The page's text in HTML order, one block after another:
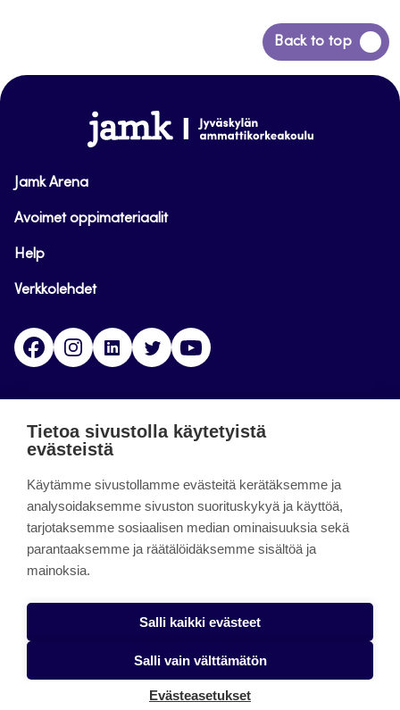
Back to top
Siirry
takaisin
www.jamk.fi
Jamk Arena
Avoimet oppimateriaalit
Help
Verkkolehdet
FacebookInstagramLinkedinTwitter
päättynyt 11.9.2023.
About the site
Käyttöehdot
Alasottoilmoitus
Tietoa sivustolla käytetyistä
evästeistä
Käytämme sivustollamme evästeitä kerätäksemme ja
analysoidaksemme sivuston suorituskykyä ja käyttöä,
tarjotaksemme sosiaalisen median ominaisuuksia sekä
parantaaksemme ja räätälöidäksemme sisältöä ja
mainoksia.
Salli kaikki evästeet
Salli vain välttämätön
Evästeasetukset